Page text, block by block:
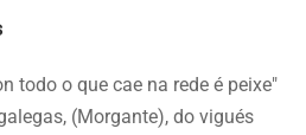
todo o que cae na rede é peixe"
(Morgante), do vigués